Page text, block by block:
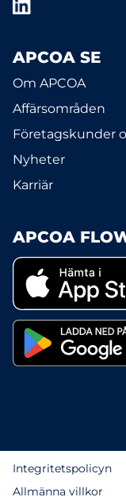
APCOA SE
Om APCOA
Affärsområden
Företagskunder
Nyheter
Karriär
APCOA
Integritetspolicyn
Allmänna villkor